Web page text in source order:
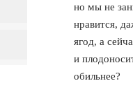
но мы не
нравится,
ягод, а
и
обильнее?